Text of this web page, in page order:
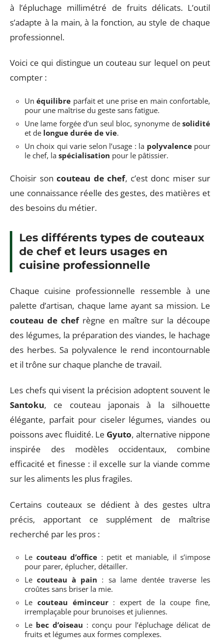
à l’épluchage millimétré de fruits délicats. L’outil
s’adapte à la main, à la fonction, au style de chaque
professionnel.
Voici ce qui distingue un couteau sur lequel on peut
compter :
Unéquilibre parfait et une prise en main confortable,
pour une maîtrise du geste sans fatigue.
Une lame forgée d’un seul bloc, synonyme de solidité
et de longue durée de vie.
Un choix qui varie selon l’usage : la polyvalencepour
le chef, la spécialisation pour le pâtissier.
Choisir son couteau de chef, c’est donc miser sur
une connaissance réelle des gestes, des matières et
des besoins du métier.
Les différents types de couteaux
de chef et leurs usages en
cuisine professionnelle
Chaque cuisine professionnelle ressemble à une
palette d’artisan, chaque lame ayant sa mission. Le
couteau de chefrègne en maître sur la découpe
des légumes, la préparation des viandes, le hachage
des herbes. Sa polyvalence le rend incontournable
et il trône sur chaque planche de travail.
Les chefs qui visent la précision adoptent souvent le
Santoku, ce couteau japonais à la silhouette
élégante, parfait pour ciseler légumes, viandes ou
poissons avec fluidité. Le Gyuto, alternative nippone
inspirée des modèles occidentaux, combine
efficacité et finesse : il excelle sur la viande comme
sur les aliments les plus fragiles.
Certains couteaux se dédient à des gestes ultra
précis, apportant ce supplément de maîtrise
recherché par les pros :
Le couteau d’office : petit et maniable, il s’impose
pour parer, éplucher, détailler.
Lecouteau à pain : sa lame dentée traverse les
croûtes sans briser la mie.
Le couteau éminceur: expert de la coupe fine,
irremplaçable pour brunoises et juliennes.
Le bec d’oiseau : conçu pour l’épluchage délicat de
fruits et légumes aux formes complexes.